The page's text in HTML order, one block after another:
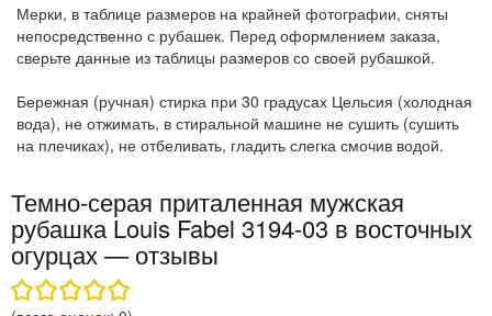
Мерки, в таблице размеров на крайней фотографии, сняты
непосредственно с рубашек. Перед оформлением заказа,
сверьте данные из таблицы размеров со своей рубашкой.
Бережная (ручная) стирка при 30 градусах Цельсия (холодная
вода), не отжимать, в стиральной машине не сушить (сушить
на плечиках), не отбеливать, гладить слегка смочив водой.
Темно-серая приталенная мужская
рубашка Louis Fabel 3194-03 в восточных
огурцах — отзывы